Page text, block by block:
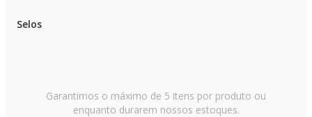
Selos
Garantimos o máximo de 5 itens por produto ou
enquanto durarem nossos estoques.